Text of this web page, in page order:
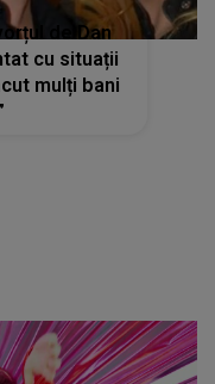
de Dan
cu situații
mulți bani